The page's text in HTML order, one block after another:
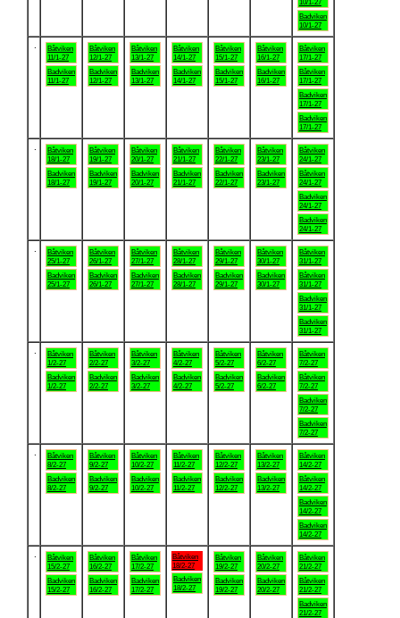
10/1-27
Badviken
10/1-27
Båtviken
11/1-27
Badviken
11/1-27
Båtviken
12/1-27
Badviken
12/1-27
Båtviken
13/1-27
Badviken
13/1-27
Båtviken
14/1-27
Badviken
14/1-27
Båtviken
15/1-27
Badviken
15/1-27
Båtviken
16/1-27
Badviken
16/1-27
Båtviken
17/1-27
Båtviken
17/1-27
Badviken
17/1-27
Badviken
17/1-27
Båtviken
18/1-27
Badviken
18/1-27
Båtviken
19/1-27
Badviken
19/1-27
Båtviken
20/1-27
Badviken
20/1-27
Båtviken
21/1-27
Badviken
21/1-27
Båtviken
22/1-27
Badviken
22/1-27
Båtviken
23/1-27
Badviken
23/1-27
Båtviken
24/1-27
Båtviken
24/1-27
Badviken
24/1-27
Badviken
24/1-27
Båtviken
25/1-27
Badviken
25/1-27
Båtviken
26/1-27
Badviken
26/1-27
Båtviken
27/1-27
Badviken
27/1-27
Båtviken
28/1-27
Badviken
28/1-27
Båtviken
29/1-27
Badviken
29/1-27
Båtviken
30/1-27
Badviken
30/1-27
Båtviken
31/1-27
Båtviken
31/1-27
Badviken
31/1-27
Badviken
31/1-27
Båtviken
1/2-27
Badviken
1/2-27
Båtviken
2/2-27
Badviken
2/2-27
Båtviken
3/2-27
Badviken
3/2-27
Båtviken
4/2-27
Badviken
4/2-27
Båtviken
5/2-27
Badviken
5/2-27
Båtviken
6/2-27
Badviken
6/2-27
Båtviken
7/2-27
Båtviken
7/2-27
Badviken
7/2-27
Badviken
7/2-27
Båtviken
8/2-27
Badviken
8/2-27
Båtviken
9/2-27
Badviken
9/2-27
Båtviken
10/2-27
Badviken
10/2-27
Båtviken
11/2-27
Badviken
11/2-27
Båtviken
12/2-27
Badviken
12/2-27
Båtviken
13/2-27
Badviken
13/2-27
Båtviken
14/2-27
Båtviken
14/2-27
Badviken
14/2-27
Badviken
14/2-27
Båtviken
15/2-27
Badviken
15/2-27
Båtviken
16/2-27
Badviken
16/2-27
Båtviken
17/2-27
Badviken
17/2-27
Båtviken
18/2-27
Badviken
18/2-27
Båtviken
19/2-27
Badviken
19/2-27
Båtviken
20/2-27
Badviken
20/2-27
Båtviken
21/2-27
Båtviken
21/2-27
Badviken
21/2-27